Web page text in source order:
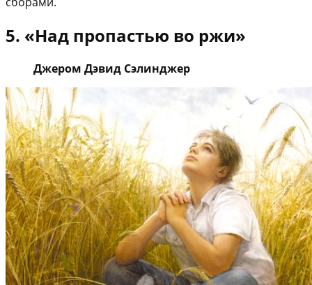
5. «Над пропастью во ржи»
Джером Дэвид Сэлинджер